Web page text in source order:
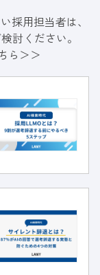
採用担当者は、
討ください。
ら＞＞